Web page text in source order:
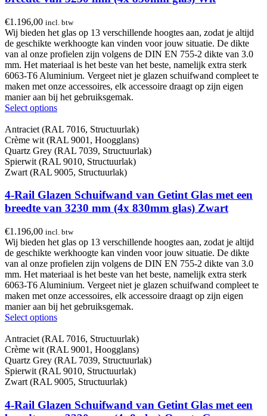
€1.196,00 incl. btw
Wij bieden het glas op 13 verschillende hoogtes aan, zodat je altijd
de geschikte werkhoogte kan vinden voor jouw situatie. De dikte
van al onze profielen zijn volgens de DIN EN 755-2 dikte van 3.0
mm. Het materiaal is het beste van het beste, namelijk extra sterk
6063-T6 Aluminium. Vergeet niet je glazen schuifwand compleet te
maken met onze accessoires, elk accessoire draagt op zijn eigen
manier aan bij het gebruiksgemak.
Select options
Antraciet (RAL 7016, Structuurlak)
Crème wit (RAL 9001, Hoogglans)
Quartz Grey (RAL 7039, Structuurlak)
Spierwit (RAL 9010, Structuurlak)
Zwart (RAL 9005, Structuurlak)
4-Rail Glazen Schuifwand van Getint Glas met een
breedte van 3230 mm (4x 830mm glas) Zwart
€1.196,00 incl. btw
Wij bieden het glas op 13 verschillende hoogtes aan, zodat je altijd
de geschikte werkhoogte kan vinden voor jouw situatie. De dikte
van al onze profielen zijn volgens de DIN EN 755-2 dikte van 3.0
mm. Het materiaal is het beste van het beste, namelijk extra sterk
6063-T6 Aluminium. Vergeet niet je glazen schuifwand compleet te
maken met onze accessoires, elk accessoire draagt op zijn eigen
manier aan bij het gebruiksgemak.
Select options
Antraciet (RAL 7016, Structuurlak)
Crème wit (RAL 9001, Hoogglans)
Quartz Grey (RAL 7039, Structuurlak)
Spierwit (RAL 9010, Structuurlak)
Zwart (RAL 9005, Structuurlak)
4-Rail Glazen Schuifwand van Getint Glas met een